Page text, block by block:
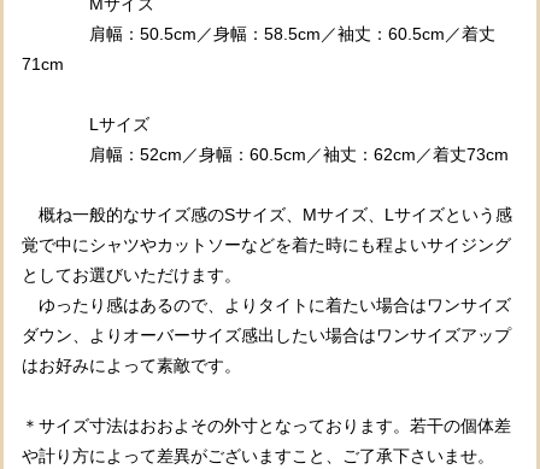
肩幅：50.5cm／身幅：58.5cm／袖丈：60.5cm／着丈
71cm
Lサイズ
肩幅：52cm／身幅：60.5cm／袖丈：62cm／着丈73cm
概ね一般的なサイズ感のSサイズ、Mサイズ、Lサイズという感
覚で中にシャツやカットソーなどを着た時にも程よいサイジング
としてお選びいただけます。
ゆったり感はあるので、よりタイトに着たい場合はワンサイズ
ダウン、よりオーバーサイズ感出したい場合はワンサイズアップ
はお好みによって素敵です。
＊サイズ寸法はおおよその外寸となっております。若干の個体差
や計り方によって差異がございますこと、ご了承下さいませ。